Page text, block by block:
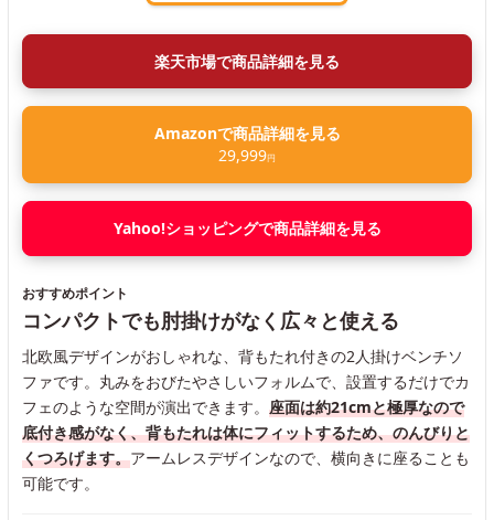
楽天市場で商品詳細を見る
Amazonで商品詳細を見る
29,999円
Yahoo!ショッピングで商品詳細を見る
おすすめポイント
コンパクトでも肘掛けがなく広々と使える
北欧風デザインがおしゃれな、背もたれ付きの2人掛けベンチソ
ファです。丸みをおびたやさしいフォルムで、設置するだけでカ
フェのような空間が演出できます。 座面は約21cmと極厚なので
底付き感がなく、背もたれは体にフィットするため、のんびりと
くつろげます。アームレスデザインなので、横向きに座ることも
可能です。